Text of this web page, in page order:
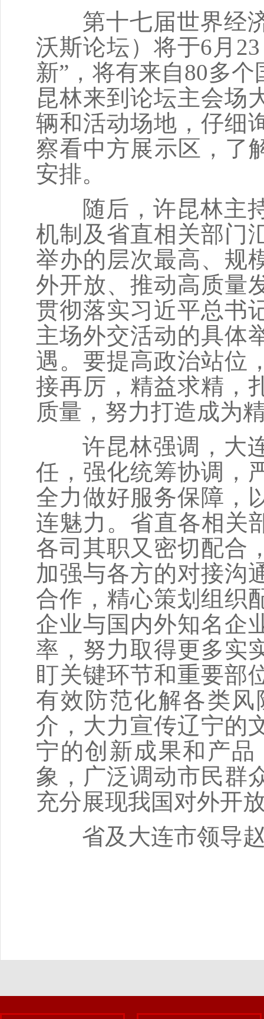
第十七届世界经济
沃斯论坛）将于6月
新”，将有来自80多
昆林来到论坛主会场
辆和活动场地，仔细
察看中方展示区，了
安排。
随后，许昆林主持
机制及省直相关部门
举办的层次最高、规
外开放、推动高质量
贯彻落实习近平总书
主场外交活动的具体
遇。要提高政治站位
接再厉，精益求精，
质量，努力打造成为
许昆林强调，大连
任，强化统筹协调，
全力做好服务保障，
连魅力。省直各相关
各司其职又密切配合
加强与各方的对接沟
合作，精心策划组织
企业与国内外知名企
率，努力取得更多实
盯关键环节和重要部
有效防范化解各类
介，大力宣传辽宁的
宁的创新成果和产
象，广泛调动市民群
充分展现我国对外开
省及大连市领导赵